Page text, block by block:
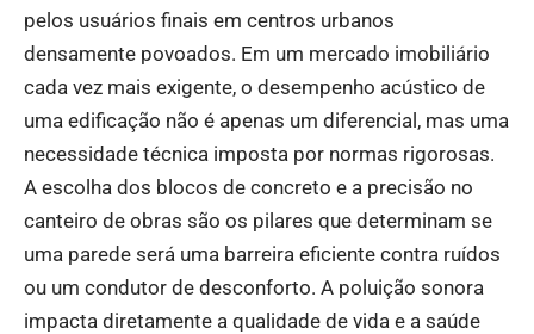
pelos usuários finais em centros urbanos
densamente povoados. Em um mercado imobiliário
cada vez mais exigente, o desempenho acústico de
uma edificação não é apenas um diferencial, mas uma
necessidade técnica imposta por normas rigorosas.
A escolha dos blocos de concreto e a precisão no
canteiro de obras são os pilares que determinam se
uma parede será uma barreira eficiente contra ruídos
ou um condutor de desconforto. A poluição sonora
impacta diretamente a qualidade de vida e a saúde